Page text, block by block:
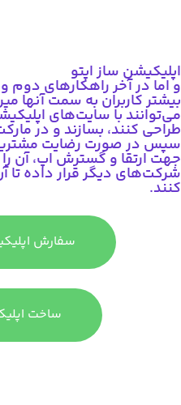
اپلیکیشن ساز اپتو
و اما در آخر راهکارهای
بیشتر کاربران به سمت آنها
می‌توانند با سایت‌های
طراحی کنند، بسازند و در
سپس در صورت رضایت
جهت ارتقا و گسترش اپ، آن
شرکت‌های دیگر قرار داده تا
کنند.
سفارش
ساخت